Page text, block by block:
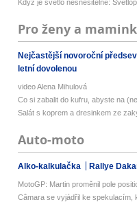
Když je světlo nesnesitelné:
Pro ženy a
Nejčastější novoroční
letní dovolenou
video Alena Mihulová
Co si zabalit do kufru, abyste na
Salát s koprem a dresinkem ze
Auto-moto
Alko-kalkulačka Rallye
MotoGP: Martin proměnil pole
Câmara se vyjádřil ke spekulacím,